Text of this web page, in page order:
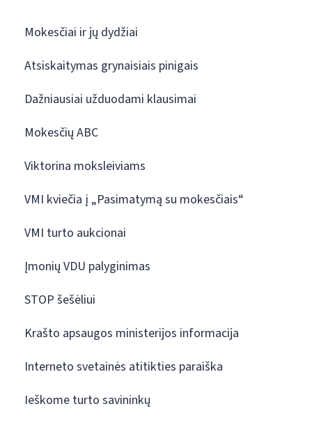
Mokesčiai ir jų dydžiai
Atsiskaitymas grynaisiais pinigais
Dažniausiai užduodami klausimai
Mokesčių ABC
Viktorina moksleiviams
VMI kviečia į „Pasimatymą su mokesčiais“
VMI turto aukcionai
Įmonių VDU palyginimas
STOP šešėliui
Krašto apsaugos ministerijos informacija
Interneto svetainės atitikties paraiška
Ieškome turto savininkų